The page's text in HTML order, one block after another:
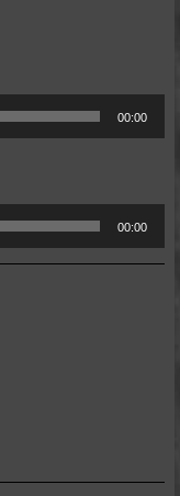
00:00
00:00